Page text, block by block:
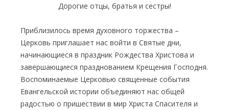
Дорогие отцы, братья и сестры!
Приблизилось время духовного торжества –
Церковь приглашает нас войти в Святые дни,
начинающиеся в праздник Рождества Христова и
завершающиеся празднованием Крещения Господня.
Воспоминаемые Церковью священные события
Евангельской истории объединяют нас общей
радостью о пришествии в мир Христа Спасителя и